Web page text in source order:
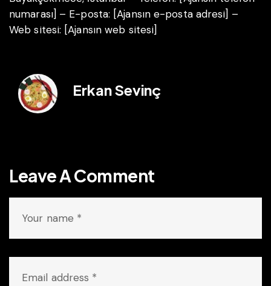
numarası] – E-posta: [Ajansın e-posta adresi] –
Web sitesi: [Ajansın web sitesi]
Erkan Sevinç
Leave A Comment